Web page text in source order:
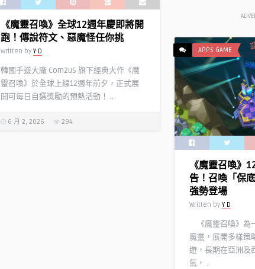
《魔靈召喚》全球12週年慶即將開
跑！傳說符文、惡魔怪任你挑
Written by Y D
韓國手遊大廠 Com2uS 旗下經典大作《魔
靈召喚》於全球上線12週年前夕，正式展
開可每日自選獎勵的預熱活動！ ..
6 月 2, 2026 294
APPS GAME
《魔靈召喚》
告！召喚「保
強勢登場
Written by Y D
《魔靈召喚》為
魔靈，展開多樣策
遊，長期在亞洲及
氣， ..